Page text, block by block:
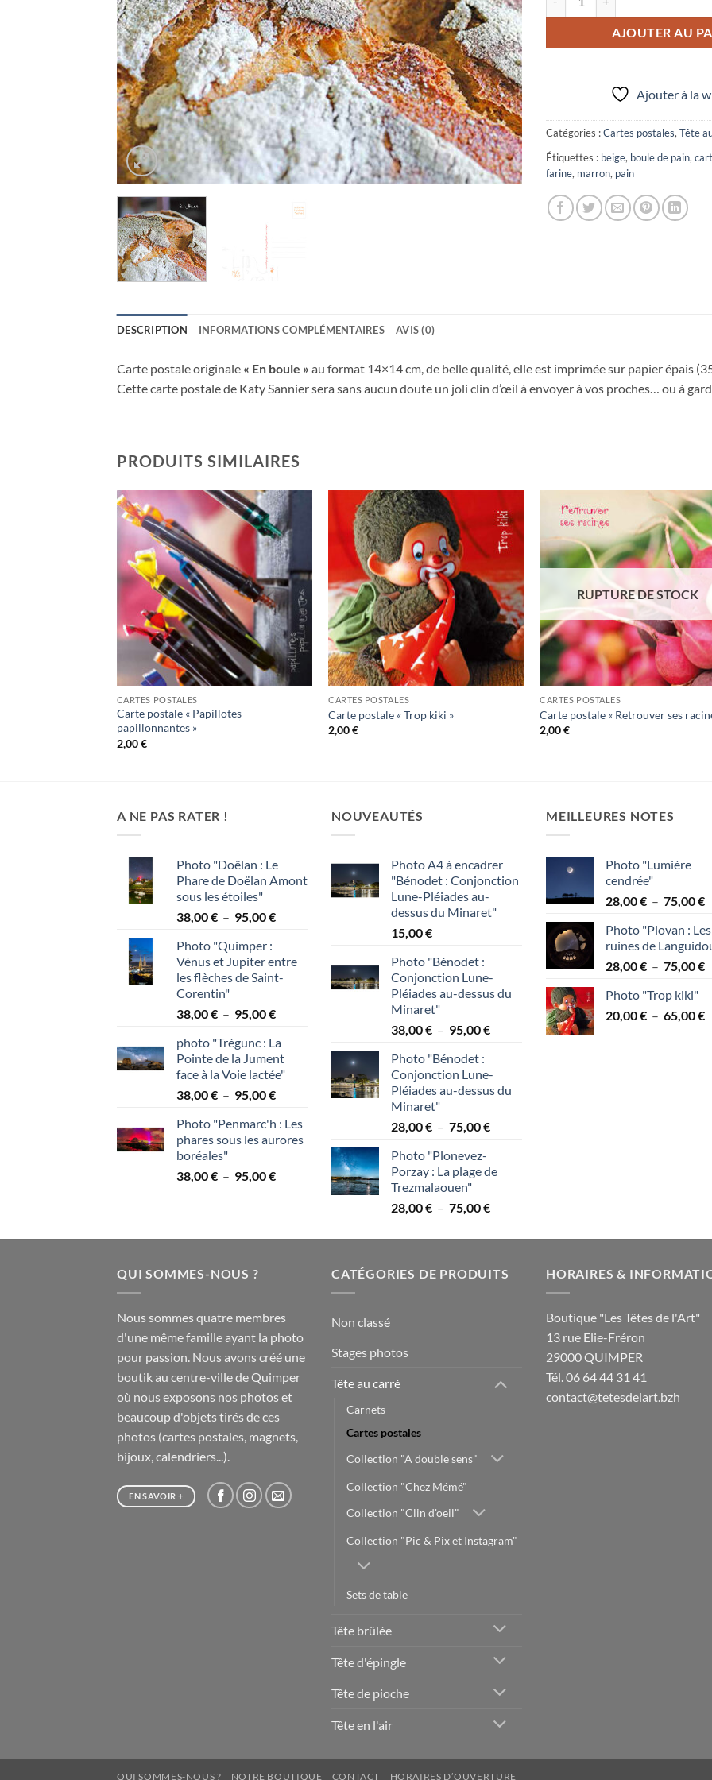
AJOUTER AU
Ajouter à la
Catégories :Cartes postales, Tête
Étiquettes : beige, boule de pain,
farine, marron, pain
DESCRIPTION INFORMATIONS COMPLÉMENTAIRES AVIS (0)
Carte postale originale « En boule » au format 14×14 cm, de belle qualité, elle est imprimée sur papier épais
Cette carte postale de Katy Sannier sera sans aucun doute un joli clin d’œil à envoyer à vos proches… ou à
PRODUITS SIMILAIRES
Ajouter
à la
wishlist
CARTES POSTALES
Carte postale « Papillotes
papillonnantes »
2,00€
Ajouter
à la
wishlist
CARTES POSTALES
Carte postale « Trop kiki »
2,00€
à
RUPTURE DE STOCK
CARTES POSTALES
Carte postale « Retrouver ses
2,00€
A NE PAS RATER !
Photo "Doëlan : Le
Phare de Doëlan Amont
sous les étoiles"
38,00€ – 95,00€Plage
38,00 €
à
Photo "Quimper :
Vénus et Jupiter entre
les flèches de Saint-
Corentin"
38,00€ – 95,00€Plage
prix :
38,00 €
à
95,00 €
photo "Trégunc : La
Pointe de la Jument
face à la Voie lactée"
38,00€ – 95,00€Plage
prix :
38,00 €
95,00 €
Photo "Penmarc'h : Les
phares sous les aurores
boréales"
38,00€ – 95,00€Plage
à
NOUVEAUTÉS
Photo A4 à encadrer
"Bénodet : Conjonction
Lune-Pléiades au-
dessus du Minaret"
15,00€
Photo "Bénodet :
Conjonction Lune-
Pléiades au-dessus du
Minaret"
38,00€ – 95,00€Plage
38,00 €
à
Photo "Bénodet :
Conjonction Lune-
Pléiades au-dessus du
Minaret"
28,00€ – 75,00€Plage
28,00 €
75,00 €
Photo "Plonevez-
Porzay : La plage de
Trezmalaouen"
28,00€ – 75,00€Plage
prix :
à
MEILLEURES NOTES
Photo "Lumière
cendrée"
28,00€ – 75,00€
à
Photo "Plovan : Les
ruines de
28,00€ – 75,00€
Photo "Trop kiki"
20,00€ – 65,00€
QUI SOMMES-NOUS ?
Nous sommes quatre membres
d'une même famille ayant la photo
pour passion. Nous avons créé une
boutik au centre-ville de Quimper
où nous exposons nos photos et
beaucoup d'objets tirés de ces
photos (cartes postales, magnets,
bijoux, calendriers...).
EN SAVOIR +
CATÉGORIES DE PRODUITS
Non classé
Stages photos
Tête au carré
Carnets
Cartes postales
Collection "A double sens"
Collection "Chez Mémé"
Collection "Clin d'oeil"
Collection "Pic & Pix et Instagram"
Sets de table
Tête brûlée
Tête d'épingle
Tête de pioche
Tête en l'air
HORAIRES &
Boutique "Les Têtes de l'Art"
13 rue Elie-Fréron
29000 QUIMPER
Tél. 06 64 44 31 41
contact@tetesdelart.bzh
QUI SOMMES-NOUS ? NOTRE BOUTIQUE CONTACT HORAIRES D’OUVERTURE